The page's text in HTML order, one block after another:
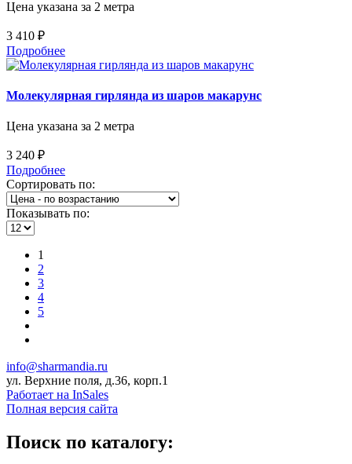
Цена указана за 2 метра
3 410 ₽
Подробнее
Молекулярная гирлянда из шаров макарунс
Цена указана за 2 метра
3 240 ₽
Подробнее
Сортировать по:
Показывать по:
1
2
3
4
5
info@sharmandia.ru
ул. Верхние поля, д.36, корп.1
Работает на InSales
Полная версия сайта
Поиск по каталогу: